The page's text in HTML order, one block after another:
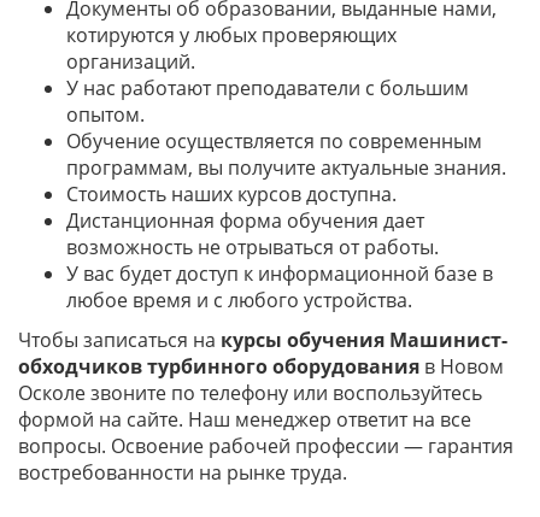
Документы об образовании, выданные нами,
котируются у любых проверяющих
организаций.
У нас работают преподаватели с большим
опытом.
Обучение осуществляется по современным
программам, вы получите актуальные знания.
Стоимость наших курсов доступна.
Дистанционная форма обучения дает
возможность не отрываться от работы.
У вас будет доступ к информационной базе в
любое время и с любого устройства.
Чтобы записаться на курсы обучения Машинист-
обходчиков турбинного оборудования в Новом
Осколе звоните по телефону или воспользуйтесь
формой на сайте. Наш менеджер ответит на все
вопросы. Освоение рабочей профессии — гарантия
востребованности на рынке труда.